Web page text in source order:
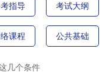
指导 考试大纲
课程 公共基础
几个条件